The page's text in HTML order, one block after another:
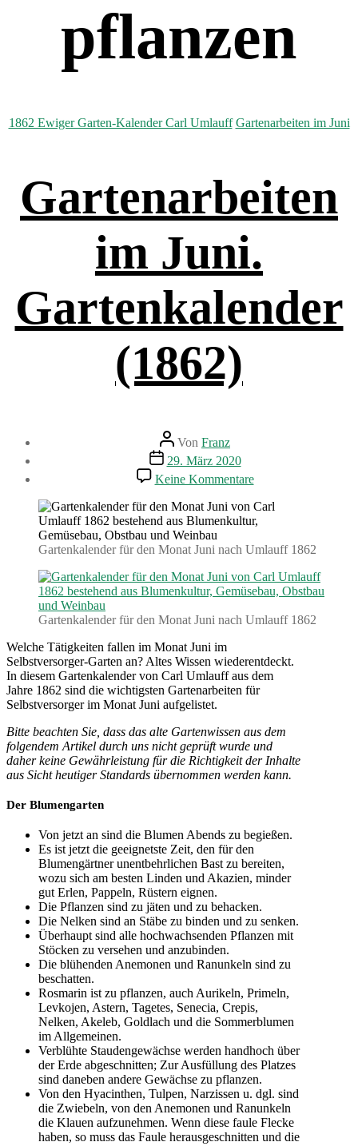
pflanzen
Kategorien
1862 Ewiger Garten-Kalender Carl Umlauff Gartenarbeiten im Juni
Gartenarbeiten
im Juni.
Gartenkalender
(1862)
Beitragsautor
Von Franz
Beitragsdatum
29. März 2020
Keine Kommentarezu
Gartenarbeiten
im
Juni.
(1862)
Gartenkalender für den Monat Juni nach Umlauff 1862
Gartenkalender für den Monat Juni nach Umlauff 1862
Welche Tätigkeiten fallen im Monat Juni im
Selbstversorger-Garten an? Altes Wissen wiederentdeckt.
In diesem Gartenkalender von Carl Umlauff aus dem
Jahre 1862 sind die wichtigsten Gartenarbeiten für
Selbstversorger im Monat Juni aufgelistet.
Bitte beachten Sie, dass das alte Gartenwissen aus dem
folgendem Artikel durch uns nicht geprüft wurde und
daher keine Gewährleistung für die Richtigkeit der Inhalte
aus Sicht heutiger Standards übernommen werden kann.
Der Blumengarten
Von jetzt an sind die Blumen Abends zu begießen.
Es ist jetzt die geeignetste Zeit, den für den
Blumengärtner unentbehrlichen Bast zu bereiten,
wozu sich am besten Linden und Akazien, minder
gut Erlen, Pappeln, Rüstern eignen.
Die Pflanzen sind zu jäten und zu behacken.
Die Nelken sind an Stäbe zu binden und zu senken.
Überhaupt sind alle hochwachsenden Pflanzen mit
Stöcken zu versehen und anzubinden.
Die blühenden Anemonen und Ranunkeln sind zu
beschatten.
Rosmarin ist zu pflanzen, auch Aurikeln, Primeln,
Levkojen, Astern, Tagetes, Senecia, Crepis,
Nelken, Akeleb, Goldlach und die Sommerblumen
im Allgemeinen.
Verblühte Staudengewächse werden handhoch über
der Erde abgeschnitten; Zur Ausfüllung des Platzes
sind daneben andere Gewächse zu pflanzen.
Von den Hyacinthen, Tulpen, Narzissen u. dgl. sind
die Zwiebeln, von den Anemonen und Ranunkeln
die Klauen aufzunehmen. Wenn diese faule Flecke
haben, so muss das Faule herausgeschnitten und die